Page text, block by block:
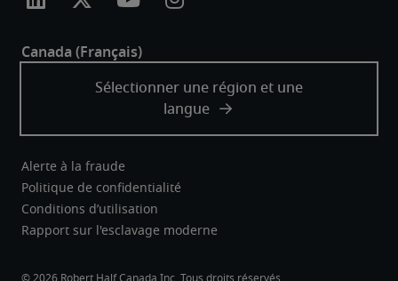
Alerte à la fraude
Politique de confidentialité
Conditions d’utilisation
Rapport sur l'esclavage moderne
Robert Half Canada Inc. Tous droits réservés.